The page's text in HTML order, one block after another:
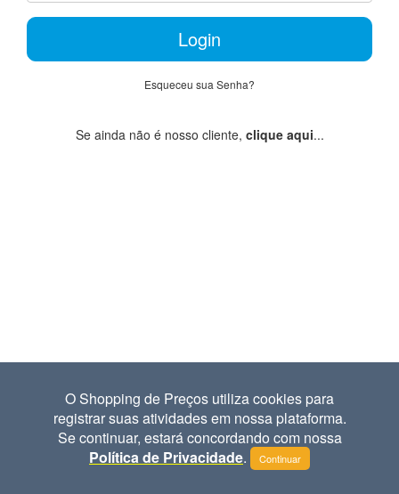
Login
Esqueceu sua Senha?
Se ainda não é nosso cliente, clique aqui...
O Shopping de Preços utiliza cookies para
registrar suas atividades em nossa plataforma.
Se continuar, estará concordando com nossa
Política de Privacidade. Continuar